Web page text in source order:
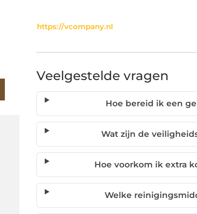
https://vcompany.nl
Veelgestelde vragen
Hoe bereid ik een
Wat zijn de
Hoe voorkom ik extra
Welke